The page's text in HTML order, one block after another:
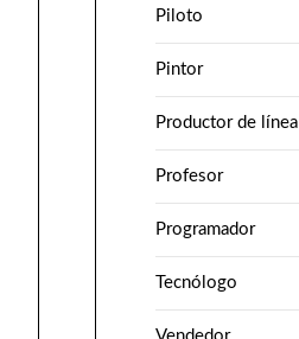
Piloto
Pintor
Productor de línea
Profesor
Programador
Tecnólogo